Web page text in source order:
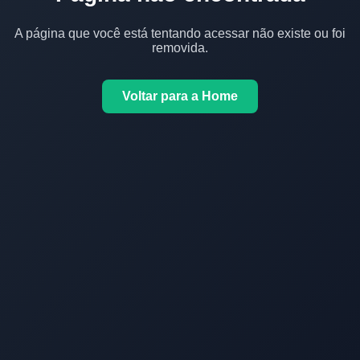
A página que você está tentando acessar não existe ou foi
removida.
Voltar para a Home